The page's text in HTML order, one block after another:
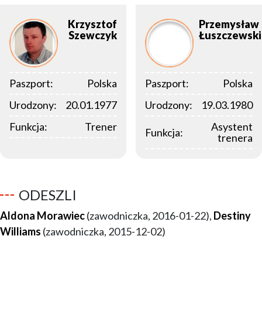
Krzysztof
Szewczyk
Paszport:
Polska
Urodzony:
20.01.1977
Funkcja:
Trener
Przemysław
Łuszczewski
Paszport:
Polska
Urodzony:
19.03.1980
Funkcja:
Asystent
trenera
ODESZLI
Aldona Morawiec(zawodniczka, 2016-01-22), Destiny
Williams (zawodniczka, 2015-12-02)